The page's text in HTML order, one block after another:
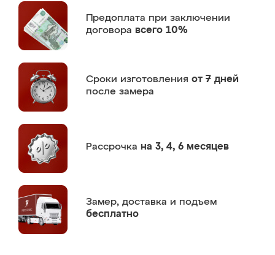
Предоплата при заключении
договора всего 10%
Сроки изготовления от 7 дней
после замера
Рассрочка на 3, 4, 6 месяцев
Замер, доставка и подъем
бесплатно